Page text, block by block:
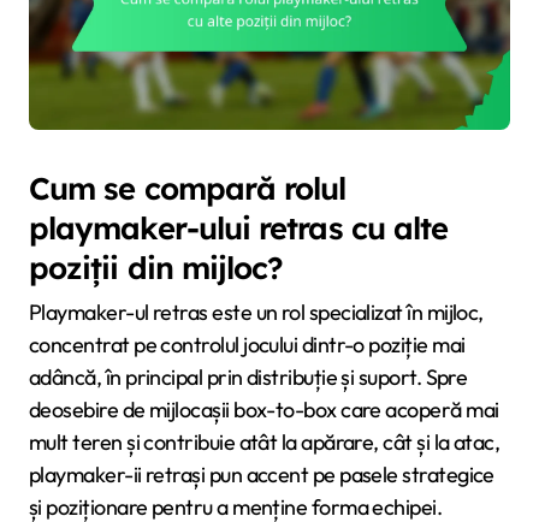
Cum se compară rolul
playmaker-ului retras cu alte
poziții din mijloc?
Playmaker-ul retras este un rol specializat în mijloc,
concentrat pe controlul jocului dintr-o poziție mai
adâncă, în principal prin distribuție și suport. Spre
deosebire de mijlocașii box-to-box care acoperă mai
mult teren și contribuie atât la apărare, cât și la atac,
playmaker-ii retrași pun accent pe pasele strategice
și poziționare pentru a menține forma echipei.